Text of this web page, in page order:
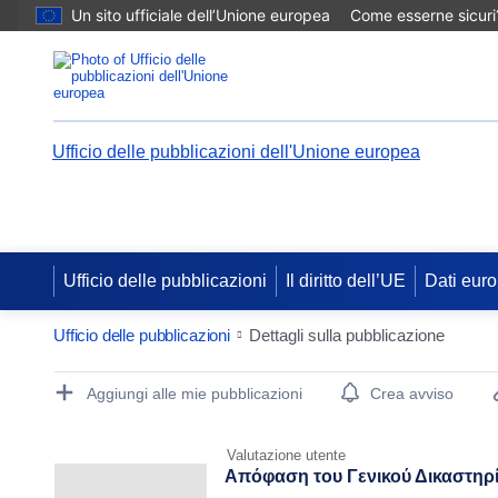
Un sito ufficiale dell’Unione europea Come esserne
Ufficio delle pubblicazioni dell'Unione europea
Ufficio delle pubblicazioni Il diritto dell’UE Dati
Ufficio delle pubblicazioni Dettagli sulla pubblicazione
Publication Detail Actions Portlet
Aggiungi alle mie pubblicazioni Crea avviso
Valutazione utente
Απόφαση του Γενικού